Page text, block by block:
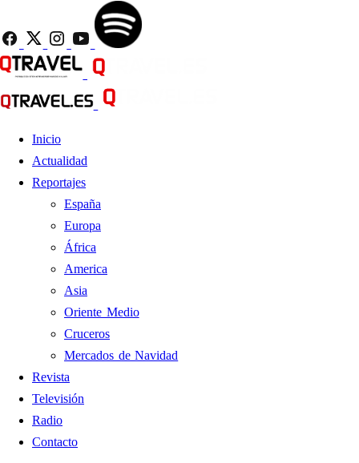
Inicio
Actualidad
Reportajes
España
Europa
África
America
Asia
Oriente Medio
Cruceros
Mercados de Navidad
Revista
Televisión
Radio
Contacto